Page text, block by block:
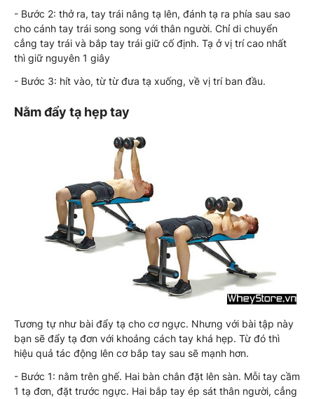
- Bước 2: thở ra, tay trái nâng tạ lên, đánh tạ ra phía sau sao
cho cánh tay trái song song với thân người. Chỉ di chuyển
cẳng tay trái và bắp tay trái giữ cố định. Tạ ở vị trí cao nhất
thì giữ nguyên 1 giây
- Bước 3: hít vào, từ từ đưa tạ xuống, về vị trí ban đầu.
Nằm đẩy tạ hẹp tay
Tương tự như bài đẩy tạ cho cơ ngực. Nhưng với bài tập này
bạn sẽ đẩy tạ đơn với khoảng cách tay khá hẹp. Từ đó thì
hiệu quả tác động lên cơ bắp tay sau sẽ mạnh hơn.
- Bước 1: nằm trên ghế. Hai bàn chân đặt lên sàn. Mỗi tay cầm
1 tạ đơn, đặt trước ngực. Hai bắp tay ép sát thân người, cẳng